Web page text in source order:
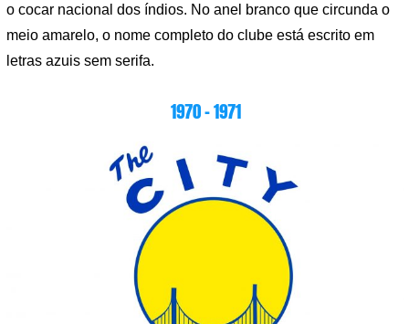
o cocar nacional dos índios. No anel branco que circunda o
meio amarelo, o nome completo do clube está escrito em
letras azuis sem serifa.
1970 – 1971